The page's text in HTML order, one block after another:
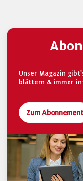
Unser Magazin
blättern & immer
Zum Abonnement